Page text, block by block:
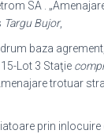
SA .
Targu Bujor,
baza
Lot 3 Staţie
trotuar
prin inlocuire